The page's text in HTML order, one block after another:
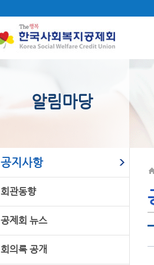
알림마당
공지사항
회관동향
공제회 뉴스
회의록 공개